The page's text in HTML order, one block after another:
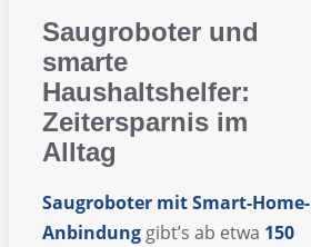
Saugroboter und
smarte
Haushaltshelfer:
Zeitersparnis im
Alltag
Saugroboter mit Smart-Home-
Anbindunggibt’s ab etwa 150